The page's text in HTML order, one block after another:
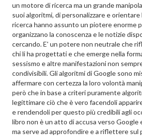
un motore di ricerca ma un grande
suoi algoritmi, di personalizzare e
ricerca hanno assunto un piotere enorme
organizzano la conoscenza e le notizie
cercando. E' un potere non neutrale che
chi li ha progettati e che emerge nella
sessismo e altre manifestazioni non
condivisibili. Gli algoritmi di Google sono
affermare con certezza la loro volontà
però che in base a criteri puramente
legittimare ciò che è vero facendoli
e rendendoli per questo più credibili agli
libro non è un atto di accusa verso Google
ma serve ad approfondire e a riflettere sul